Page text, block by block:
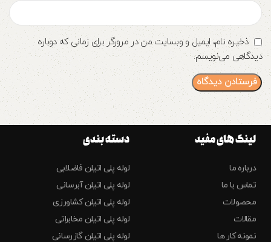
ذخیره نام، ایمیل و وبسایت من در مرورگر برای زمانی که دوباره
دیدگاهی می‌نویسم.
لینک های مفید
درباره ما
تماس با ما
محصولات
مقالات
نمونه کار ها
دسته بندی
لوله پلی اتیلن فاضلابی
لوله پلی اتیلن آبرسانی
لوله پلی اتیلن کشاورزی
لوله پلی اتیلن مخابراتی
لوله پلی اتیلن گازرسانی